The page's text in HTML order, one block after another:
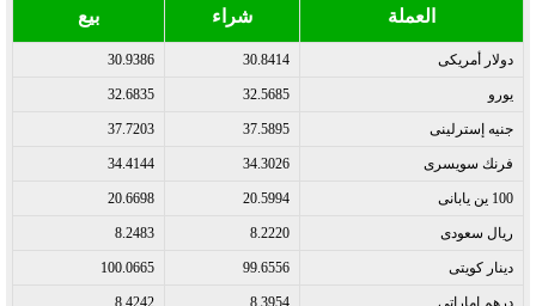
العملة شراء بيع
دولار أمريكى 30.8414
30.9386
يورو 32.5685
32.6835
جنيه إسترلينى 37.5895
37.7203
فرنك سويسرى 34.3026
34.4144
100 ين يابانى 20.5994
20.6698
ريال سعودى 8.2220
8.2483
دينار كويتى 99.6556
100.0665